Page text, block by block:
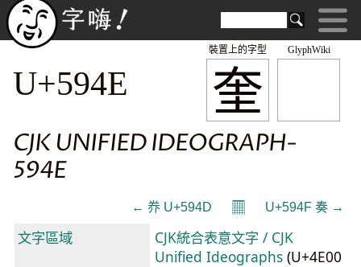
GlyphWiki
奎
裝置上的字型
U+594E
CJK UNIFIED IDEOGRAPH-
594E
← 奍 U+594D 𝄜 U+594F 奏 →
文字區域
CJK統合表意文字 / CJK
Unified Ideographs (U+4E00